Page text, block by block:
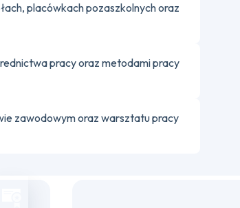
placówkach pozaszkolnych oraz
pracy oraz metodami pracy
zawodowym oraz warsztatu pracy